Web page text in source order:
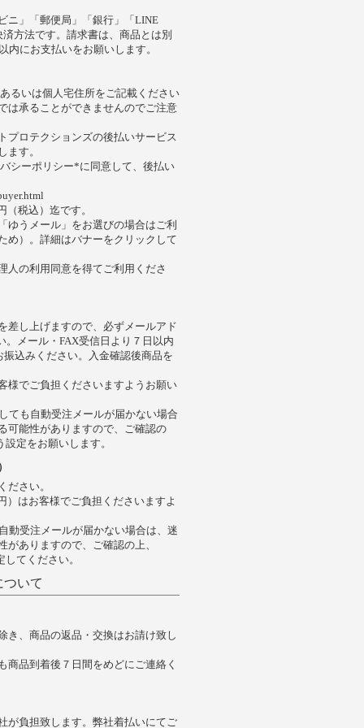
ニ」「郵便局」「銀行」「LINE
方法です。請求書は、商品とは別
内にお支払いをお願いします。
るいは個人宅住所をご記載ください
は承ることができませんのでご注意
プロテクションズの後払いサービス
ます。
シーポリシー*に同意して、後払い
税込）迄です。
うメール」をお選びの場合はご利
め）。詳細はバナーをクリックして
の利用同意を得てご利用くださ
差し上げますので、必ずメールアド
。メール・FAX受信日より７日以内
込みください。入金確認後商品を
様でご負担くださいますようお願い
ても自動受注メールが届かない場合
可能性がありますので、ご確認の
定をお願いします。
ださい。
はお客様でご負担くださいますよ
動受注メールが届かない場合は、迷
ありますので、ご確認の上、
てください。
ついて
き、商品の返品・交換はお請け致し
商品到着後７日間をめどにご連絡く
が負担致します。弊社着払いにてご